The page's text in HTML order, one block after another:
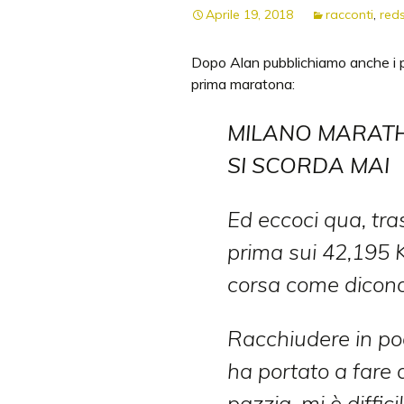
2024
Aprile 19, 2018 racconti,
Dopo Alan pubblichiamo anche i
prima maratona:
MILANO
SI SCORDA MAI
Ed eccoci qua,
prima sui 42,195
corsa come
Racchiudere in
ha portato a fare